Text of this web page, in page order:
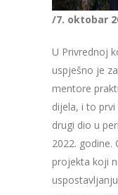
/7. oktobar
U Privrednoj
uspješno je
mentore
dijela, i to
drugi dio u
2022. godine.
projekta koji